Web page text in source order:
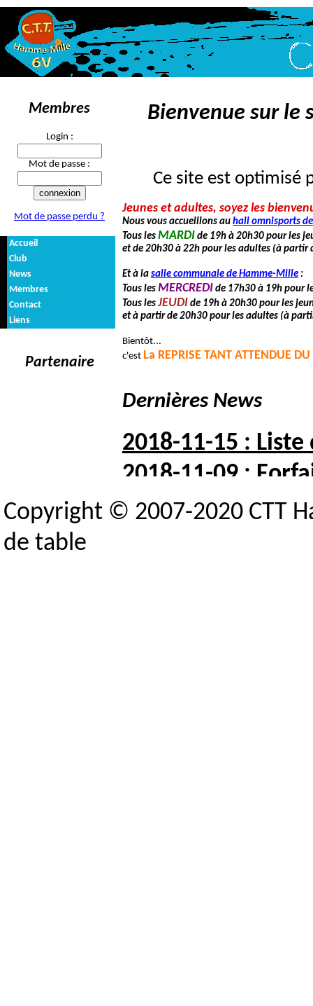
Membres
Login :
Mot de passe :
Mot de passe perdu ?
Accueil
Club
News
Membres
Contact
Liens
Partenaire
Bienvenue sur le
Ce site est optimisé
Jeunes et adultes, soyez les
Nous vous accueillons au hall omnisports
Tous les MARDI de 19h à 20h30 pour les
et de 20h30 à 22h pour les adultes (à partir
Et à la salle communale de Hamme-Mille :
Tous les MERCREDI de 17h30 à 19h pour
Tous lesJEUDI de 19h à 20h30 pour les
et à partir de 20h30 pour les adultes (à
Bientôt...
c'est La REPRISE TANT ATTENDUE
Dernières News
2018-11-15 :
2018-11-09 :
2018-10-05 :
Copyright © 2007-2020 CTT
de table